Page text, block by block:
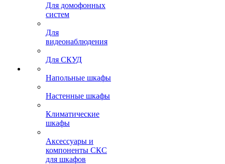
Для домофонных
систем
Для
видеонаблюдения
Для СКУД
Напольные шкафы
Настенные шкафы
Климатические
шкафы
Аксессуары и
компоненты СКС
для шкафов